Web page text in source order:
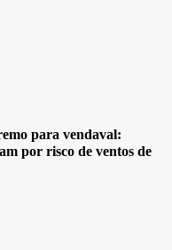
para vendaval:
por risco de ventos de